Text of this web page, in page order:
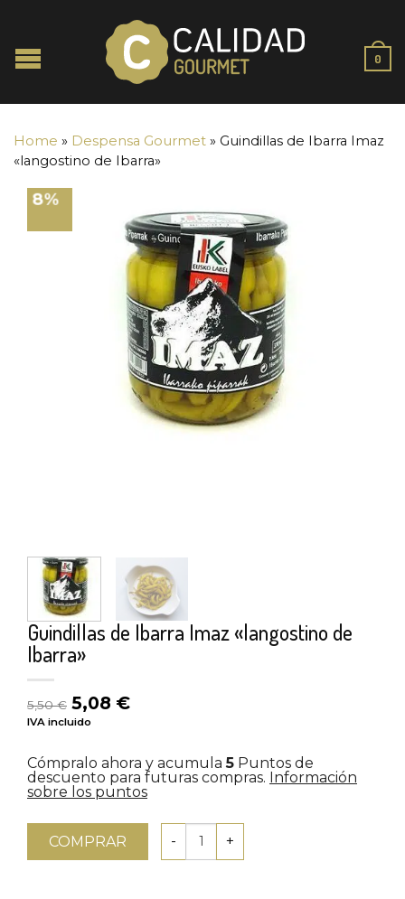
0
Home » Despensa Gourmet » Guindillas de Ibarra Imaz
«langostino de Ibarra»
8%
Guindillas de Ibarra Imaz «langostino de
Ibarra»
5,50€ El
precio
era:
5,50 €.
5,08 €El
5,08 €.
IVA incluido
Cómpralo ahora y acumula5 Puntos de
descuento para futuras compras. Información
sobre los puntos
COMPRAR